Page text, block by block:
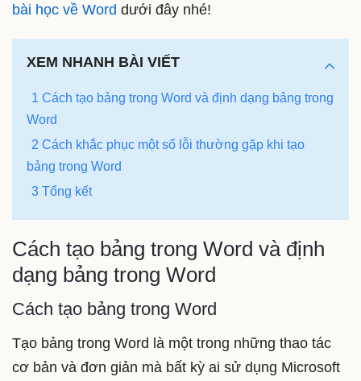
bài học về Word dưới đây nhé!
XEM NHANH BÀI VIẾT
1 Cách tạo bảng trong Word và định dạng bảng trong
Word
2 Cách khắc phục một số lỗi thường gặp khi tạo
bảng trong Word
3 Tổng kết
Cách tạo bảng trong Word và định
dạng bảng trong Word
Cách tạo bảng trong Word
Tạo bảng trong Word là một trong những thao tác
cơ bản và đơn giản mà bất kỳ ai sử dụng Microsoft